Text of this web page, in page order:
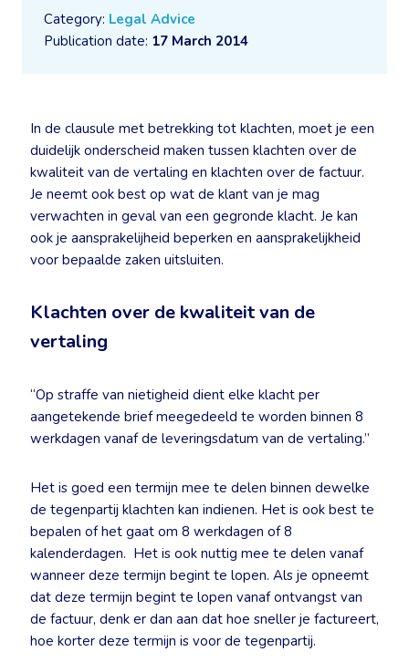
Category: Legal Advice
Publication date: 17 March 2014
In de clausule met betrekking tot klachten, moet je een
duidelijk onderscheid maken tussen klachten over de
kwaliteit van de vertaling en klachten over de factuur.
Je neemt ook best op wat de klant van je mag
verwachten in geval van een gegronde klacht. Je kan
ook je aansprakelijheid beperken en aansprakelijkheid
voor bepaalde zaken uitsluiten.
Klachten over de kwaliteit van de
vertaling
“Op straffe van nietigheid dient elke klacht per
aangetekende brief meegedeeld te worden binnen 8
werkdagen vanaf de leveringsdatum van de vertaling.”
Het is goed een termijn mee te delen binnen dewelke
de tegenpartij klachten kan indienen. Het is ook best te
bepalen of het gaat om 8 werkdagen of 8
kalenderdagen. Het is ook nuttig mee te delen vanaf
wanneer deze termijn begint te lopen. Als je opneemt
dat deze termijn begint te lopen vanaf ontvangst van
de factuur, denk er dan aan dat hoe sneller je factureert,
hoe korter deze termijn is voor de tegenpartij.